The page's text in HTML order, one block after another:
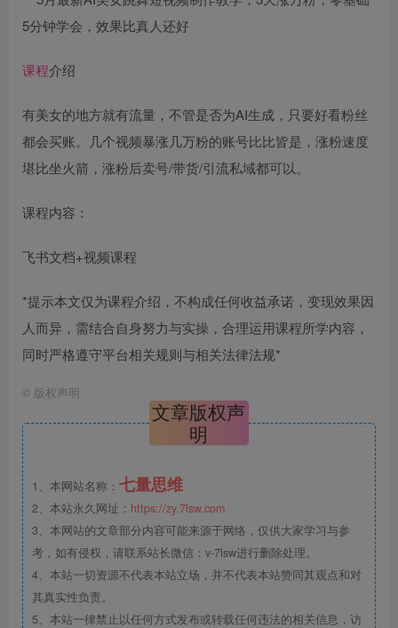
课程介绍
有美女的地方就有流量，不管是否为AI生成，只要好看粉丝
都会买账。几个视频暴涨几万粉的账号比比皆是，涨粉速度
堪比坐火箭，涨粉后卖号/带货/引流私域都可以。
课程内容：
飞书文档+视频课程
*提示本文仅为课程介绍，不构成任何收益承诺，变现效果因
人而异，需结合自身努力与实操，合理运用课程所学内容，
同时严格遵守平台相关规则与相关法律法规*
© 版权声明
文章版权声
明
1、本网站名称： 七量思维
2、本站永久网址： https://zy.7lsw.com
3、本网站的文章部分内容可能来源于网络，仅供大家学习与参
考，如有侵权，请联系站长微信：v-7lsw进行删除处理。
4、本站一切资源不代表本站立场，并不代表本站赞同其观点和对
其真实性负责。
5、本站一律禁止以任何方式发布或转载任何违法的相关信息，访